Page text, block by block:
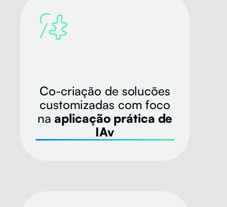
Co-criação de solucões
customizadas com foco
na aplicação prática de
IAv